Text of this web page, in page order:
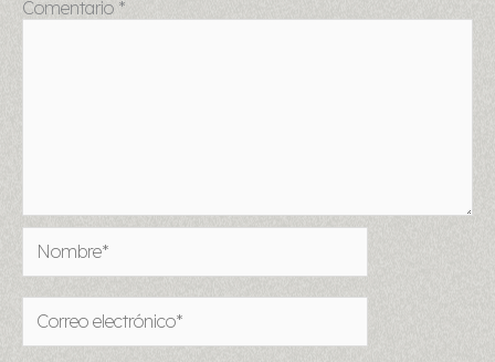
Comentario *
Nombre*
Correo
electrónico*